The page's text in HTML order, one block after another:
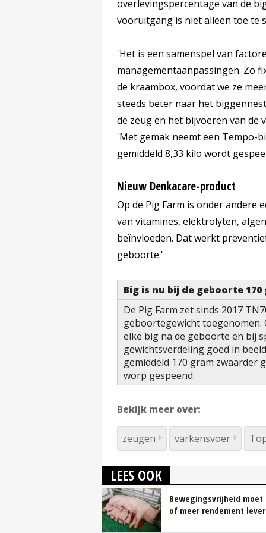
overlevingspercentage van de
vooruitgang is niet alleen toe te
'Het is een samenspel van
managementaanpassingen. Zo
de kraambox, voordat we ze
steeds beter naar het
de zeug en het bijvoeren van de
'Met gemak neemt een Tempo-
gemiddeld 8,33 kilo wordt
Nieuw Denkacare-product
Op de Pig Farm is onder andere
van vitamines, elektrolyten,
beïnvloeden. Dat werkt
geboorte.'
Big is nu bij de geboorte
De Pig Farm zet sinds 2017
geboortegewicht
elke big na de geboorte en bij
gewichtsverdeling goed in
gemiddeld 170 gram zwaarder
worp gespeend.
Bekijk meer over:
zeugen varkensvoer
LEES OOK
Bewegingsvrijheid
of meer rendement